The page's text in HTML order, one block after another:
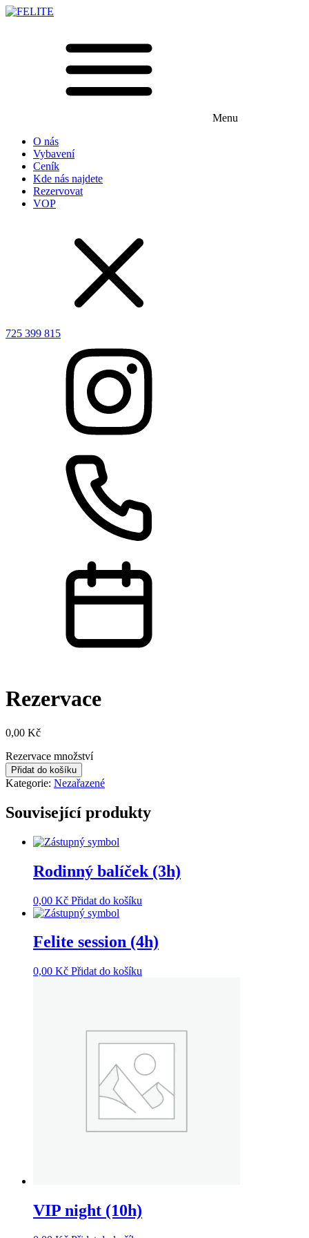
Menu
O nás
Vybavení
Ceník
Kde nás najdete
Rezervovat
VOP
725 399 815
Rezervace
0,00 Kč
Rezervace množství
Přidat do košíku
Kategorie: Nezařazené
Související produkty
Rodinný balíček (3h)
0,00 Kč Přidat do košíku
Felite session (4h)
0,00 Kč Přidat do košíku
VIP night (10h)